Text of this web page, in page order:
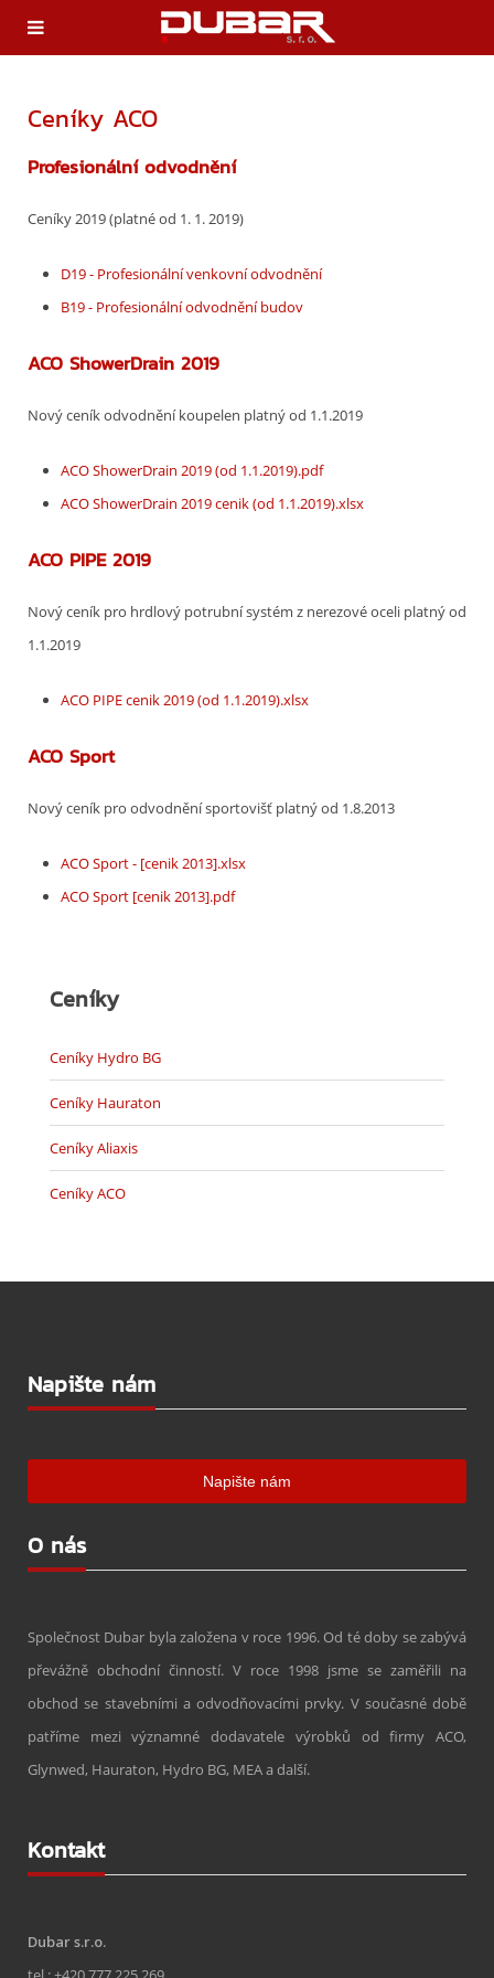
Ceníky ACO
Profesionální odvodnění
Ceníky 2019 (platné od 1. 1. 2019)
D19 - Profesionální venkovní odvodnění
B19 - Profesionální odvodnění budov
ACO ShowerDrain 2019
Nový ceník odvodnění koupelen platný od 1.1.2019
ACO ShowerDrain 2019 (od 1.1.2019).pdf
ACO ShowerDrain 2019 cenik (od 1.1.2019).xlsx
ACO PIPE 2019
Nový ceník pro hrdlový potrubní systém z nerezové oceli platný od
1.1.2019
ACO PIPE cenik 2019 (od 1.1.2019).xlsx
ACO Sport
Nový ceník pro odvodnění sportovišť platný od 1.8.2013
ACO Sport - [cenik 2013].xlsx
ACO Sport [cenik 2013].pdf
Ceníky
Ceníky Hydro BG
Ceníky Hauraton
Ceníky Aliaxis
Ceníky ACO
Napište nám
O nás
Společnost Dubar byla založena v roce 1996. Od té doby se zabývá
převážně obchodní činností. V roce 1998 jsme se zaměřili na
obchod se stavebními a odvodňovacími prvky. V současné době
patříme mezi významné dodavatele výrobků od firmy ACO,
Glynwed, Hauraton, Hydro BG, MEA a další.
Kontakt
Dubar s.r.o.